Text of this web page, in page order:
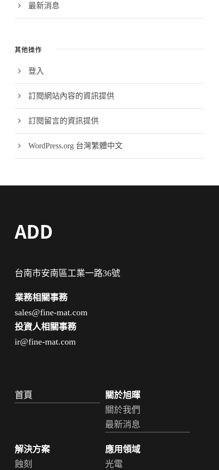
最新消息
其他操作
登入
訂閱網站內容的資訊提供
訂閱留言的資訊提供
WordPress.org 台灣繁體中文
ADD
台南市安南區工業一路36號
業務相關事務
sales@fine-mat.com
投資人相關事務
ir@fine-mat.com
首頁
關於旭暉
關於我們
最新消息
解決方案
蝕刻
應用領域
光電